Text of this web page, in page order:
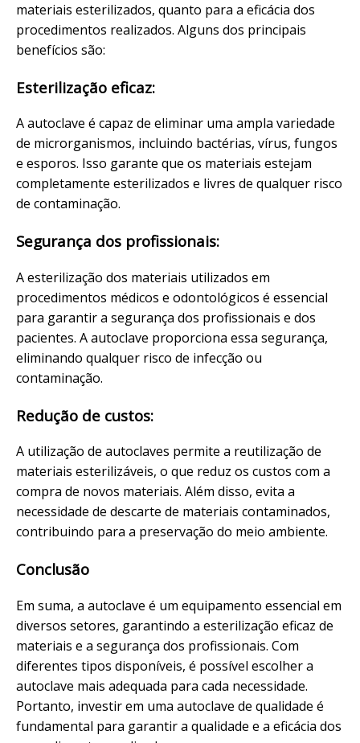
materiais esterilizados, quanto para a eficácia dos
procedimentos realizados. Alguns dos principais
benefícios são:
Esterilização eficaz:
A autoclave é capaz de eliminar uma ampla variedade
de microrganismos, incluindo bactérias, vírus, fungos
e esporos. Isso garante que os materiais estejam
completamente esterilizados e livres de qualquer risco
de contaminação.
Segurança dos profissionais:
A esterilização dos materiais utilizados em
procedimentos médicos e odontológicos é essencial
para garantir a segurança dos profissionais e dos
pacientes. A autoclave proporciona essa segurança,
eliminando qualquer risco de infecção ou
contaminação.
Redução de custos:
A utilização de autoclaves permite a reutilização de
materiais esterilizáveis, o que reduz os custos com a
compra de novos materiais. Além disso, evita a
necessidade de descarte de materiais contaminados,
contribuindo para a preservação do meio ambiente.
Conclusão
Em suma, a autoclave é um equipamento essencial em
diversos setores, garantindo a esterilização eficaz de
materiais e a segurança dos profissionais. Com
diferentes tipos disponíveis, é possível escolher a
autoclave mais adequada para cada necessidade.
Portanto, investir em uma autoclave de qualidade é
fundamental para garantir a qualidade e a eficácia dos